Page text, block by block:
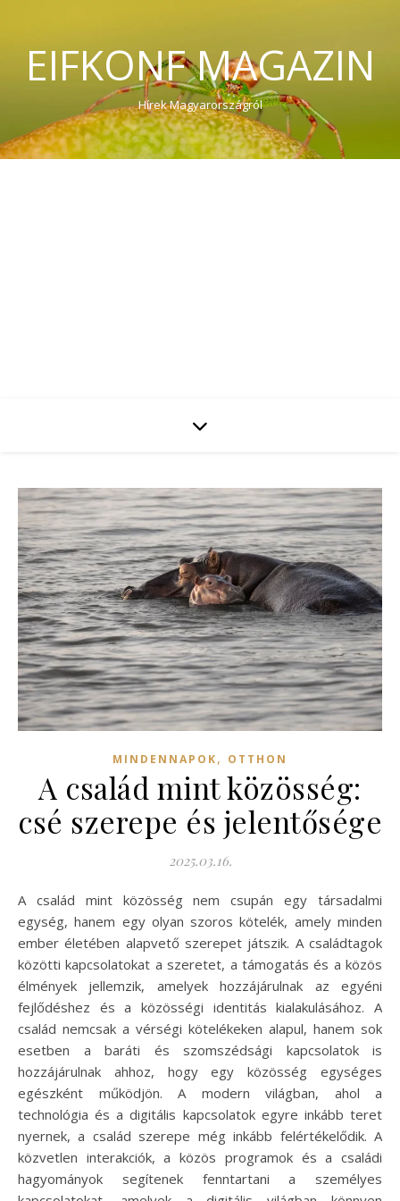
EIFKONF MAGAZIN
Hírek Magyarországról
MINDENNAPOK, OTTHON
A család mint közösség:
csé szerepe és jelentősége
2025.03.16.
A család mint közösség nem csupán egy társadalmi
egység, hanem egy olyan szoros kötelék, amely minden
ember életében alapvető szerepet játszik. A családtagok
közötti kapcsolatokat a szeretet, a támogatás és a közös
élmények jellemzik, amelyek hozzájárulnak az egyéni
fejlődéshez és a közösségi identitás kialakulásához. A
család nemcsak a vérségi kötelékeken alapul, hanem sok
esetben a baráti és szomszédsági kapcsolatok is
hozzájárulnak ahhoz, hogy egy közösség egységes
egészként működjön. A modern világban, ahol a
technológia és a digitális kapcsolatok egyre inkább teret
nyernek, a család szerepe még inkább felértékelődik. A
közvetlen interakciók, a közös programok és a családi
hagyományok segítenek fenntartani a személyes